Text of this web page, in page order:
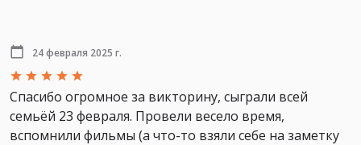
24 февраля 2025 г.
Спасибо огромное за викторину, сыграли всей
семьёй 23 февраля. Провели весело время,
вспомнили фильмы (а что-то взяли себе на заметку